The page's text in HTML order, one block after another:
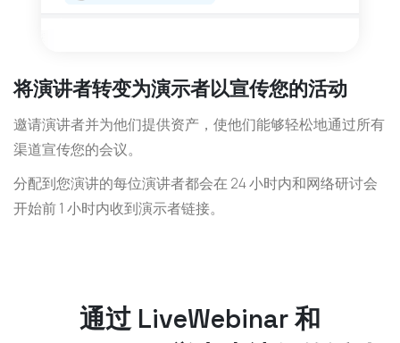
将演讲者转变为演示者以宣传您的活动
邀请演讲者并为他们提供资产，使他们能够轻松地通过所有
渠道宣传您的会议。
分配到您演讲的每位演讲者都会在 24 小时内和网络研讨会
开始前 1 小时内收到演示者链接。
通过 LiveWebinar 和